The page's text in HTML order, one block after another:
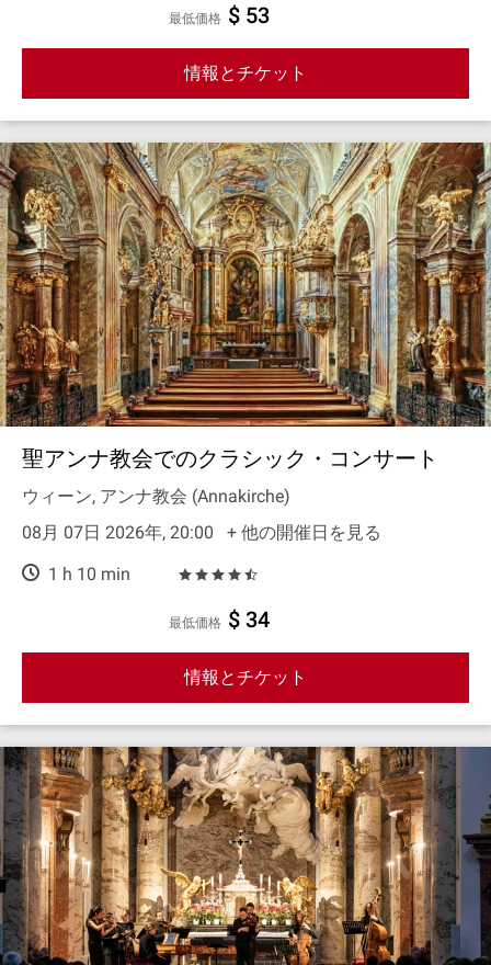
最低価格 $ 53
情報とチケット
聖アンナ教会でのクラシック・コンサート
ウィーン, アンナ教会 (Annakirche)
08月 07日 2026年, 20:00
+ 他の開催日を見る
1 h 10 min
最低価格 $ 34
情報とチケット